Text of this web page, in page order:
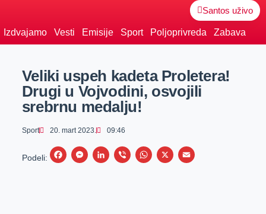
Santos uživo
Izdvajamo Vesti Emisije Sport Poljoprivreda Zabava
Veliki uspeh kadeta Proletera!
Drugi u Vojvodini, osvojili
srebrnu medalju!
Sport 20. mart 2023. 09:46
Podeli:
F
M
L
V
W
X
E